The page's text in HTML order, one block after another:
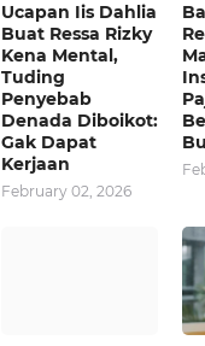
Ucapan Iis Dahlia
Buat Ressa Rizky
Kena Mental,
Tuding
Penyebab
Denada Diboikot:
Gak Dapat
Kerjaan
February 02, 2026